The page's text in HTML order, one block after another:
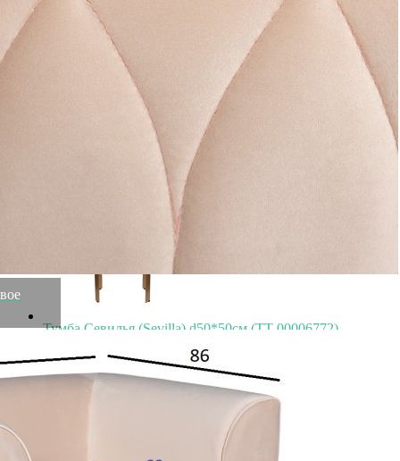
Диван Форли (Forli) светло-серый 250*116*72см (TT-
Тумба Севилья (Sevilla) d50*50см (TT-00006772)
Быстрый просмотр
105 600₽